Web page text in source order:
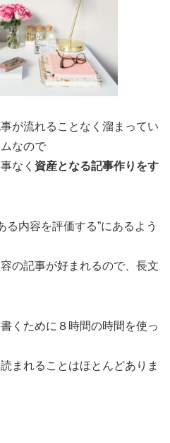
が流れることなく溜まってい
なので
なく 資産となる記事作りをす
る内容を評価する”にあるよう
の記事が好まれるので、長文
くために８時間の時間を使っ
まれることはほとんどありま